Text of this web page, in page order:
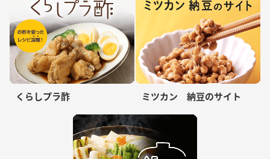
くらしプラ酢 ミツカン 納豆のサイト